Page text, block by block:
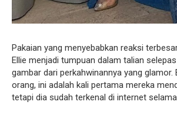
Pakaian yang menyebabkan reaksi
Ellie menjadi tumpuan dalam talian
gambar dari perkahwinannya yang glamor.
orang, ini adalah kali pertama mereka
tetapi dia sudah terkenal di internet